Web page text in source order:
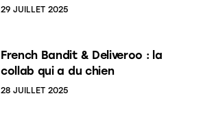
29 JUILLET 2025
French Bandit & Deliveroo : la
collab qui a du chien
28 JUILLET 2025